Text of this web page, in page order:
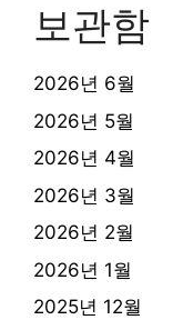
보관함
2026년 6월
2026년 5월
2026년 4월
2026년 3월
2026년 2월
2026년 1월
2025년 12월